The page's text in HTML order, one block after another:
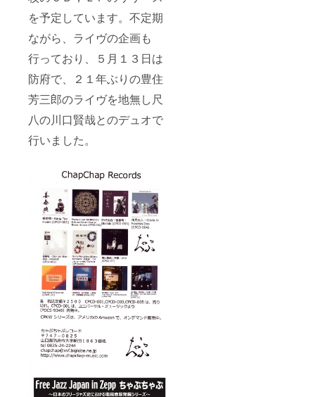
を予定しています。不定期
ながら、ライヴの企画も
行っており、５月１３日は
防府で、２１年ぶりの豊住
芳三郎のライヴを地無し尺
八の川口賢哉とのデュオで
行いました。